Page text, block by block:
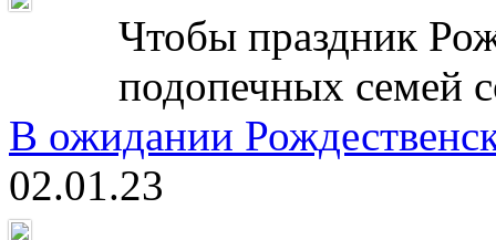
Чтобы праздник
подопечных семей
В ожидании
02.01.23